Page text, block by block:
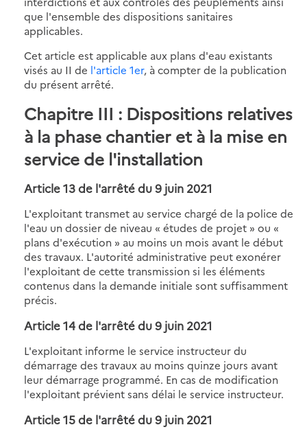
que l'ensemble des dispositions sanitaires
applicables.
Cet article est applicable aux plans d'eau existants
visés au II de l'article 1er, à compter de la publication
du présent arrêté.
Chapitre III : Dispositions relatives
à la phase chantier et à la mise en
service de l'installation
Article 13 de l'arrêté du 9 juin 2021
L'exploitant transmet au service chargé de la police de
l'eau un dossier de niveau « études de projet » ou «
plans d'exécution » au moins un mois avant le début
des travaux. L'autorité administrative peut exonérer
l'exploitant de cette transmission si les éléments
contenus dans la demande initiale sont suffisamment
précis.
Article 14 de l'arrêté du 9 juin 2021
L'exploitant informe le service instructeur du
démarrage des travaux au moins quinze jours avant
leur démarrage programmé. En cas de modification
l'exploitant prévient sans délai le service instructeur.
Article 15 de l'arrêté du 9 juin 2021